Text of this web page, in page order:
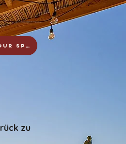
Book your spot
zu